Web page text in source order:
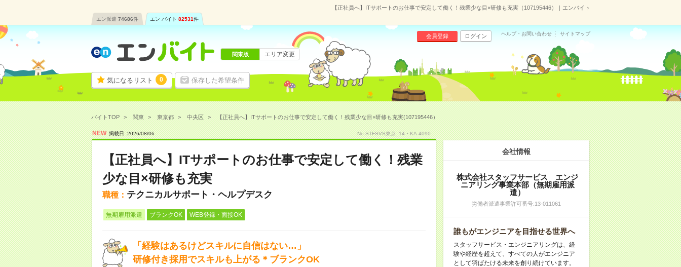
【正社員へ】ITサポートのお仕事で安定して働く！残業少な目×研修も充実（107195446）｜エンバイト
エン派遣 74686件 エン バイト 82531件
気になるリスト 0 保存した希望条件
会員登録 ログイン ヘルプ・お問い合わせ サイトマップ
関東版 エリア変更
バイトTOP 関東 東京都 中央区 【正社員へ】ITサポートのお仕事で安定して働く！残業少な目×研修も充実(107195446）
NEW 掲載日 :2026/08/06 No.STFSVS東京_14・KA-4090
【正社員へ】ITサポートのお仕事で安定して働く！残業
少な目×研修も充実
職種： テクニカルサポート・ヘルプデスク
無期雇用派遣 ブランクOK WEB登録・面接OK
「経験はあるけどスキルに自信はない…」
研修付き採用でスキルも上がる＊ブランクOK
会社情報
株式会社スタッフサービス エンジ
ニアリング事業本部（無期雇用派
遣）
労働者派遣事業許可番号:13-011061
誰もがエンジニアを目指せる世界へ
スタッフサービス・エンジニアリングは、経
験や経歴を超えて、すべての人がエンジニア
として羽ばたける未来を創り続けています。